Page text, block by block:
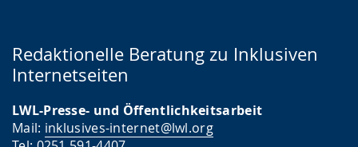
Redaktionelle Beratung zu Inklusiven
Internetseiten
LWL-Presse- und Öffentlichkeitsarbeit
Mail: inklusives-internet@lwl.org